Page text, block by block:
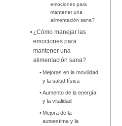
emociones para
mantener una
alimentación sana?
¿Cómo manejar las
emociones para
mantener una
alimentación sana?
Mejoras en la movilidad
y la salud física
Aumento de la energía
y la vitalidad
Mejora de la
autoestima y la